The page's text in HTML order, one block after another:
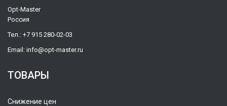
Opt-Master
Россия
Тел.: +7 915 280-02-03
Email: info@opt-master.ru
ТОВАРЫ
Снижение цен